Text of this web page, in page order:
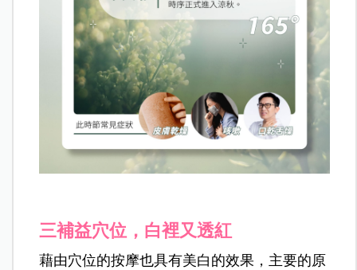
三補益穴位，白裡又透紅
藉由穴位的按摩也具有美白的效果，主要的原